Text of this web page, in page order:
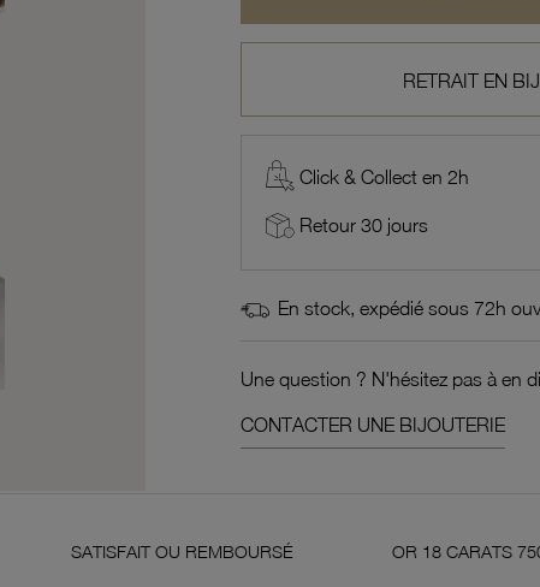
RETRAIT EN
Click & Collect en 2h
Retour 30 jours
En stock, expédié sous 72h
Une question ? N'hésitez pas à en
CONTACTER UNE BIJOUTERIE
OU REMBOURSÉ OR 18 CARATS 750 MILLIÈMES